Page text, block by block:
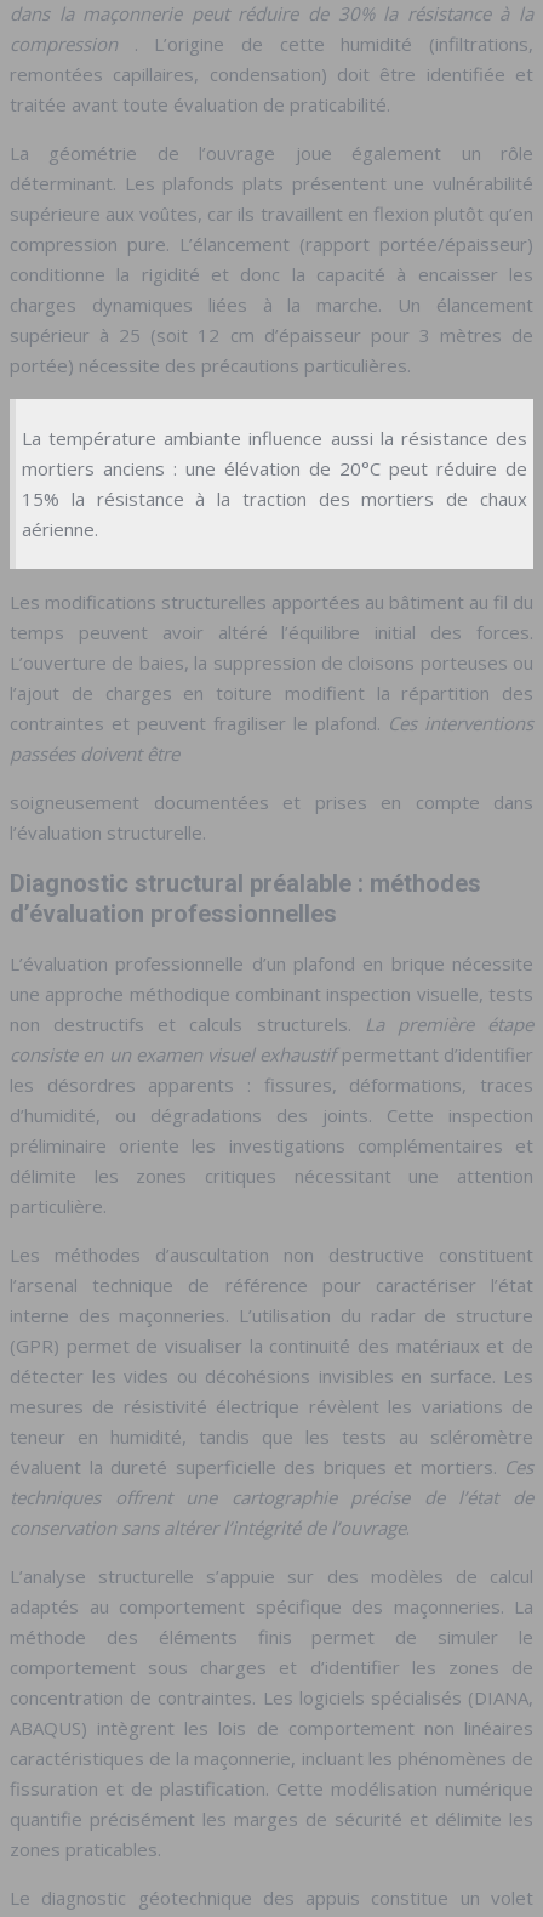
dans la maçonnerie peut réduire de 30% la résistance à la
compression . L’origine de cette humidité (infiltrations,
remontées capillaires, condensation) doit être identifiée et
traitée avant toute évaluation de praticabilité.
La géométrie de l’ouvrage joue également un rôle
déterminant. Les plafonds plats présentent une vulnérabilité
supérieure aux voûtes, car ils travaillent en flexion plutôt qu’en
compression pure. L’élancement (rapport portée/épaisseur)
conditionne la rigidité et donc la capacité à encaisser les
charges dynamiques liées à la marche. Un élancement
supérieur à 25 (soit 12 cm d’épaisseur pour 3 mètres de
portée) nécessite des précautions particulières.
La température ambiante influence aussi la résistance des
mortiers anciens : une élévation de 20°C peut réduire de
15% la résistance à la traction des mortiers de chaux
aérienne.
Les modifications structurelles apportées au bâtiment au fil du
temps peuvent avoir altéré l’équilibre initial des forces.
L’ouverture de baies, la suppression de cloisons porteuses ou
l’ajout de charges en toiture modifient la répartition des
contraintes et peuvent fragiliser le plafond. Ces interventions
passées doivent être
soigneusement documentées et prises en compte dans
l’évaluation structurelle.
Diagnostic structural préalable : méthodes
d’évaluation professionnelles
L’évaluation professionnelle d’un plafond en brique nécessite
une approche méthodique combinant inspection visuelle, tests
non destructifs et calculs structurels.
La première étape
consiste en un examen visuel exhaustifpermettant d’identifier
les désordres apparents : fissures, déformations, traces
d’humidité, ou dégradations des joints. Cette inspection
préliminaire oriente les investigations complémentaires et
délimite les zones critiques nécessitant une attention
particulière.
Les méthodes d’auscultation non destructive constituent
l’arsenal technique de référence pour caractériser l’état
interne des maçonneries. L’utilisation du radar de structure
(GPR) permet de visualiser la continuité des matériaux et de
détecter les vides ou décohésions invisibles en surface. Les
mesures de résistivité électrique révèlent les variations de
teneur en humidité, tandis que les tests au scléromètre
évaluent la dureté superficielle des briques et mortiers. Ces
techniques offrent une cartographie précise de l’état de
conservation sans altérer l’intégrité de l’ouvrage.
L’analyse structurelle s’appuie sur des modèles de calcul
adaptés au comportement spécifique des maçonneries. La
méthode des éléments finis permet de simuler le
comportement sous charges et d’identifier les zones de
concentration de contraintes. Les logiciels spécialisés (DIANA,
ABAQUS) intègrent les lois de comportement non linéaires
caractéristiques de la maçonnerie, incluant les phénomènes de
fissuration et de plastification. Cette modélisation numérique
quantifie précisément les marges de sécurité et délimite les
zones praticables.
Le diagnostic géotechnique des appuis constitue un volet